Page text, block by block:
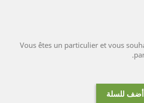
Vous êtes un particulier et vous
أضف للسلة